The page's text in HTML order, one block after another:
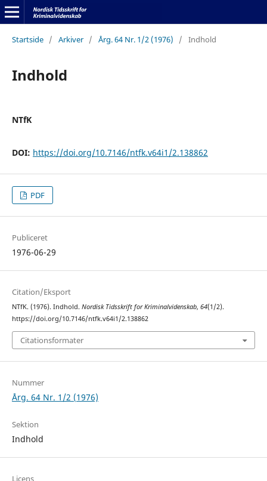
Startside / Arkiver / Årg. 64 Nr. 1/2 (1976) / Indhold
Indhold
NTfK
DOI: https://doi.org/10.7146/ntfk.v64i1/2.138862
PDF
Publiceret
1976-06-29
Citation/Eksport
NTfK. (1976). Indhold. Nordisk Tidsskrift for Kriminalvidenskab, 64(1/2).
https://doi.org/10.7146/ntfk.v64i1/2.138862
Citationsformater
Nummer
Årg. 64 Nr. 1/2 (1976)
Sektion
Indhold
Licens